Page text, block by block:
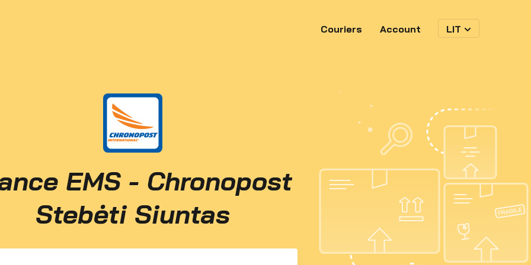
Couriers Account LIT
EMS - Chronopost
Stebėti Siuntas